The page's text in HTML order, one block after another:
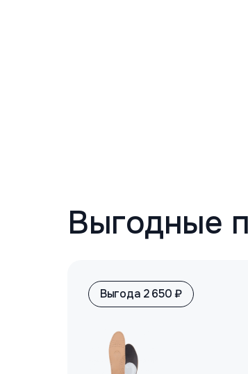
Выгодные
Выгода 2 650 ₽